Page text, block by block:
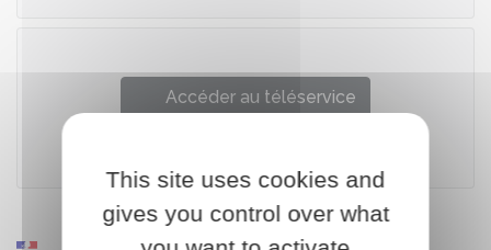
Accéder au téléservice
This site uses cookies and
gives you control over what